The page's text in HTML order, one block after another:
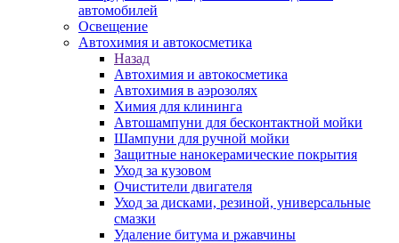
автомобилей
Освещение
Автохимия и автокосметика
Назад
Автохимия и автокосметика
Автохимия в аэрозолях
Химия для клининга
Автошампуни для бесконтактной мойки
Шампуни для ручной мойки
Защитные нанокерамические покрытия
Уход за кузовом
Очистители двигателя
Уход за дисками, резиной, универсальные
смазки
Удаление битума и ржавчины